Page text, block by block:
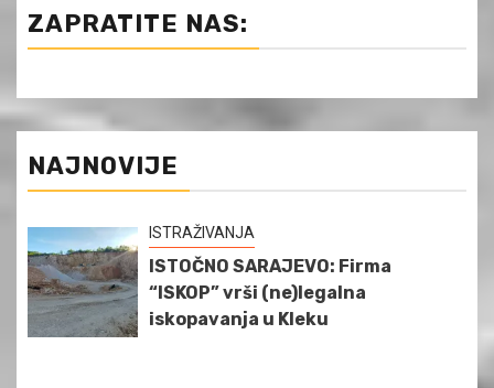
ZAPRATITE NAS:
NAJNOVIJE
ISTRAŽIVANJA
ISTOČNO SARAJEVO: Firma
“ISKOP” vrši (ne)legalna
iskopavanja u Kleku